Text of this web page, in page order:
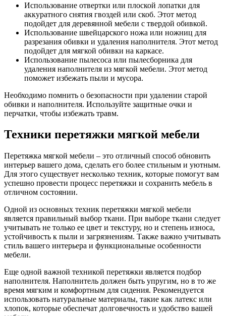
Использование отвертки или плоской лопатки для
аккуратного снятия гвоздей или скоб. Этот метод
подойдет для деревянной мебели с твердой обивкой.
Использование швейцарского ножа или ножниц для
разрезания обивки и удаления наполнителя. Этот метод
подойдет для мягкой обивки на каркасе.
Использование пылесоса или пылесборника для
удаления наполнителя из мягкой мебели. Этот метод
поможет избежать пыли и мусора.
Необходимо помнить о безопасности при удалении старой
обивки и наполнителя. Используйте защитные очки и
перчатки, чтобы избежать травм.
Техники перетяжки мягкой мебели
Перетяжка мягкой мебели – это отличный способ обновить
интерьер вашего дома, сделать его более стильным и уютным.
Для этого существует несколько техник, которые помогут вам
успешно провести процесс перетяжки и сохранить мебель в
отличном состоянии.
Одной из основных техник перетяжки мягкой мебели
является правильный выбор ткани. При выборе ткани следует
учитывать не только ее цвет и текстуру, но и степень износа,
устойчивость к пыли и загрязнениям. Также важно учитывать
стиль вашего интерьера и функциональные особенности
мебели.
Еще одной важной техникой перетяжки является подбор
наполнителя. Наполнитель должен быть упругим, но в то же
время мягким и комфортным для сидения. Рекомендуется
использовать натуральные материалы, такие как латекс или
хлопок, которые обеспечат долговечность и удобство вашей